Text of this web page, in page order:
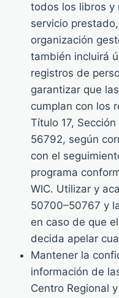
todos los libros y
servicio
organización
también incluirá
registros de
garantizar que
cumplan con los
Título 17,
56792, según
con el
programa
WIC. Utilizar y
50700–50767 y
en caso de que
decida apelar
Mantener la
información de
Centro Regional